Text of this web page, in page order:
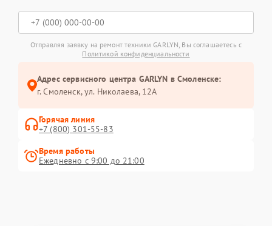
Отправляя заявку на ремонт техники GARLYN, Вы соглашаетесь с
Политикой конфиденциальности
Адрес сервисного центра GARLYN в Смоленске:
г. Смоленск, ул. Николаева, 12А
Горячая линия
+7 (800) 301-55-83
Время работы
Ежедневно с 9:00 до 21:00